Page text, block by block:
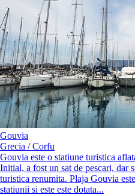
Gouvia
Grecia / Corfu
Gouvia este o statiune turistica
Initial, a fost un sat de pescari, dar
turistica renumita. Plaja Gouvia
statiunii si este este dotata...